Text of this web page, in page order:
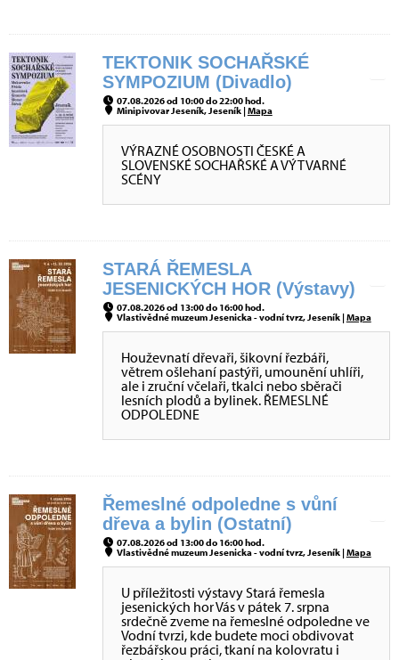
TEKTONIK SOCHAŘSKÉ
SYMPOZIUM (Divadlo)
07.08.2026 od 10:00 do 22:00 hod.
Minipivovar Jeseník, Jeseník |Mapa
VÝRAZNÉ OSOBNOSTI ČESKÉ A
SLOVENSKÉ SOCHAŘSKÉ A VÝTVARNÉ
SCÉNY
STARÁ ŘEMESLA
JESENICKÝCH HOR (Výstavy)
07.08.2026 od 13:00 do 16:00 hod.
Vlastivědné muzeum Jesenicka - vodní tvrz, Jeseník |Mapa
Houževnatí dřevaři, šikovní řezbáři,
větrem ošlehaní pastýři, umounění uhlíři,
ale i zruční včelaři, tkalci nebo sběrači
lesních plodů a bylinek. ŘEMESLNÉ
ODPOLEDNE
Řemeslné odpoledne s vůní
dřeva a bylin (Ostatní)
07.08.2026 od 13:00 do 16:00 hod.
Vlastivědné muzeum Jesenicka - vodní tvrz, Jeseník |Mapa
U příležitosti výstavy Stará řemesla
jesenických hor Vás v pátek 7. srpna
srdečně zveme na řemeslné odpoledne ve
Vodní tvrzi, kde budete moci obdivovat
řezbářskou práci, tkaní na kolovratu i